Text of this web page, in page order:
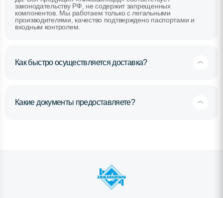
законодательству РФ, не содержит запрещенных
компонентов. Мы работаем только с легальными
производителями, качество подтверждено паспортами и
входным контролем.
Как быстро осуществляется доставка?
Какие документы предоставляете?